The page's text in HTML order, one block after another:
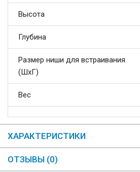
Высота
Глубина
Размер ниши для встраивания
(ШхГ)
Вес
ХАРАКТЕРИСТИКИ
ОТЗЫВЫ (0)